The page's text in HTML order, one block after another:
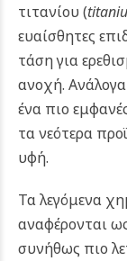
τιτανίου (
ευαίσθητες
τάση για
ανοχή.
ένα πιο
τα νεότερα
υφή.
Τα λεγόμενα
αναφέρονται
συνήθως πιο